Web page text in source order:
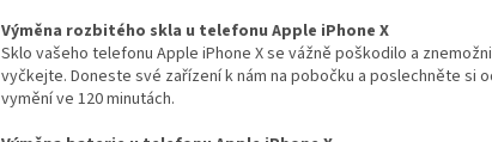
Výměna rozbitého skla u telefonu Apple iPhone X
Sklo vašeho telefonu Apple iPhone X se vážně poškodilo a
vyčkejte. Doneste své zařízení k nám na pobočku a poslechněte si
vymění ve 120 minutách.